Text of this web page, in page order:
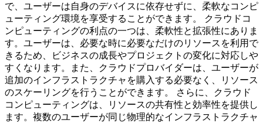
で、ユーザーは自身のデバイスに依存せずに、柔軟なコンピ
ューティング環境を享受することができます。 クラウドコ
ンピューティングの利点の一つは、柔軟性と拡張性にありま
す。ユーザーは、必要な時に必要なだけのリソースを利用で
きるため、ビジネスの成長やプロジェクトの変化に対応しや
すくなります。また、クラウドプロバイダーは、ユーザーが
追加のインフラストラクチャを購入する必要なく、リソース
のスケーリングを行うことができます。 さらに、クラウド
コンピューティングは、リソースの共有性と効率性を提供し
ます。複数のユーザーが同じ物理的なインフラストラクチャ